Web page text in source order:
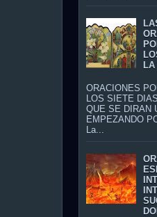
ORACIONES
LOS SIETE
QUE SE DIRAN
EMPEZANDO
La...